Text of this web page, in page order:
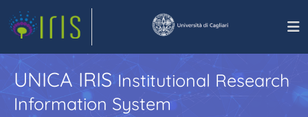
UNICA IRISInstitutional Research
Information System